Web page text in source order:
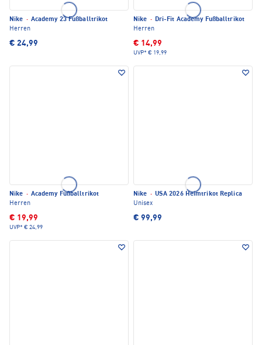
Nike · Academy 23 Fußballtrikot
Herren
€ 24,99
Nike · Dri-Fit Academy Fußballtrikot
Herren
€ 14,99
UVP* € 19,99
Nike · Academy Fußballtrikot
Herren
€ 19,99
UVP* € 24,99
Nike · USA 2026 Heimtrikot Replica
Unisex
€ 99,99